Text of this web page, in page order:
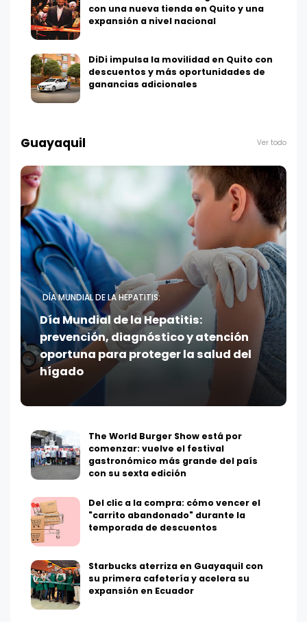
con una nueva tienda en Quito y una
expansión a nivel nacional
DiDi impulsa la movilidad en Quito con
descuentos y más oportunidades de
ganancias adicionales
Guayaquil Ver todo
DÍA MUNDIAL DE LA HEPATITIS:
Día Mundial de la Hepatitis:
prevención, diagnóstico y atención
oportuna para proteger la salud del
hígado
The World Burger Show está por
comenzar: vuelve el festival
gastronómico más grande del país
con su sexta edición
Del clic a la compra: cómo vencer el
"carrito abandonado" durante la
temporada de descuentos
Starbucks aterriza en Guayaquil con
su primera cafetería y acelera su
expansión en Ecuador